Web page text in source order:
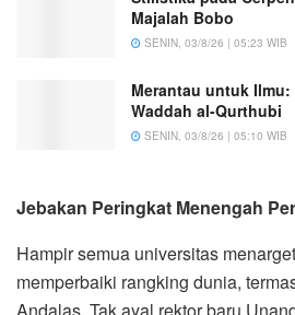
Majalah Bobo
SENIN, 03/8/26 | 05:23 WIB
Merantau untuk
Waddah al-Qurthubi
SENIN, 03/8/26 | 05:10 WIB
Jebakan Peringkat Menengah
Hampir semua universitas
memperbaiki rangking dunia,